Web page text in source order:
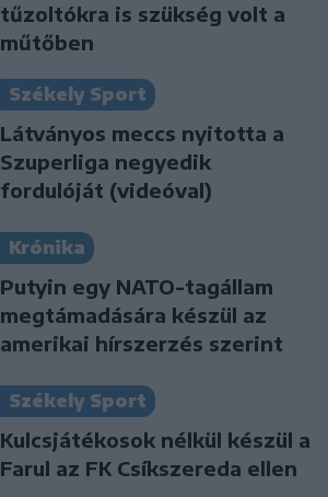
tűzoltókra is szükség volt a
műtőben
Székely Sport
Látványos meccs nyitotta a
Szuperliga negyedik
fordulóját (videóval)
Krónika
Putyin egy NATO-tagállam
megtámadására készül az
amerikai hírszerzés szerint
Székely Sport
Kulcsjátékosok nélkül készül a
Farul az FK Csíkszereda ellen